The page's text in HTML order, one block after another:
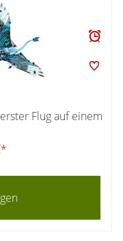
Flug auf einem
*